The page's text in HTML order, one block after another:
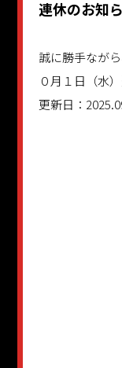
連休のお知
誠に勝手なが
０月１日（水
更新日：